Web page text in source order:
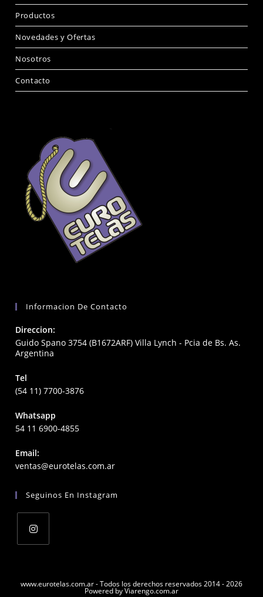
Productos
Novedades y Ofertas
Nosotros
Contacto
Informacion De Contacto
Direccion:
Guido Spano 3754 (B1672ARF) Villa Lynch - Pcia de Bs. As.
Argentina
Tel
(54 11) 7700-3876
Whatsapp
54 11 6900-4855
Email:
ventas@eurotelas.com.arOpens
application
Seguinos En Instagram
awww.eurotelas.com.ar - Todos los derechos reservados 2014 - 2026
Powered by Viarengo.com.ar